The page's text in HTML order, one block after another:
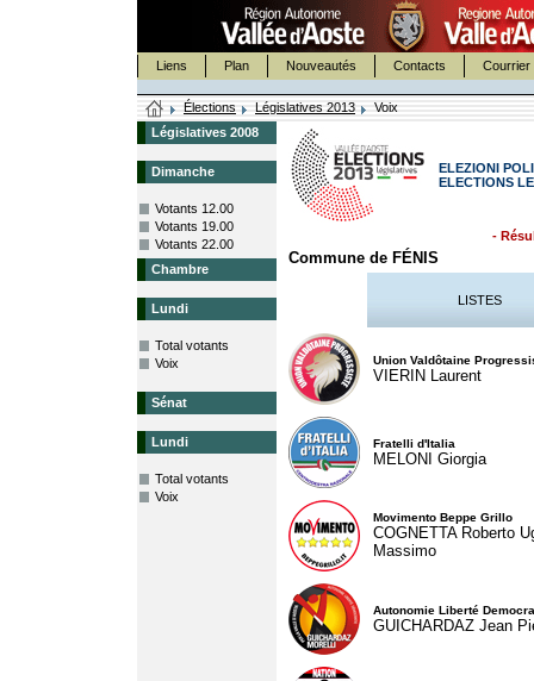
Liens Plan Nouveautés Contacts Courrier
Élections Législatives 2013
Voix
Législatives 2008
Dimanche
Votants 12.00
Votants 19.00
Votants 22.00
Chambre
Lundi
Total votants
Voix
Sénat
Lundi
Total votants
Voix
ELEZIONI
ELECTIONS
-
Commune de FÉNIS
LISTES
Union Valdôtaine
VIERIN Laurent
Fratelli d'Italia
MELONI Giorgia
Movimento Beppe Grillo
COGNETTA Roberto
Massimo
Autonomie Liberté
GUICHARDAZ Jean